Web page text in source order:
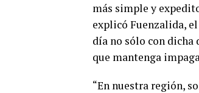
más simple y
explicó Fuenzalida,
día no sólo con dicha
que mantenga
“En nuestra región,